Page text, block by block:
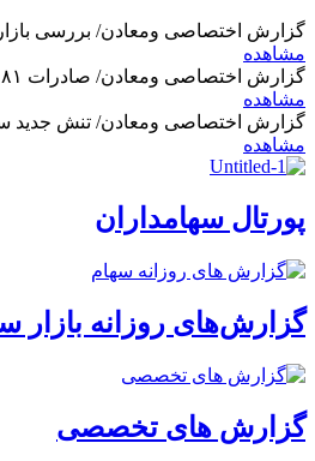
گزارش اختصاصی ومعادن/ بررسی بازارهای سنگ آهن و
مشاهده
گزارش اختصاصی ومعادن/ صادرات ۸۱ میلیون تنی سنگ آهن و گندله استرالیا در ماه گذشته
مشاهده
گزارش اختصاصی ومعادن/ تنش جدید
مشاهده
پورتال سهامداران
گزارش‌های روزانه بازار
گزارش های تخصصی